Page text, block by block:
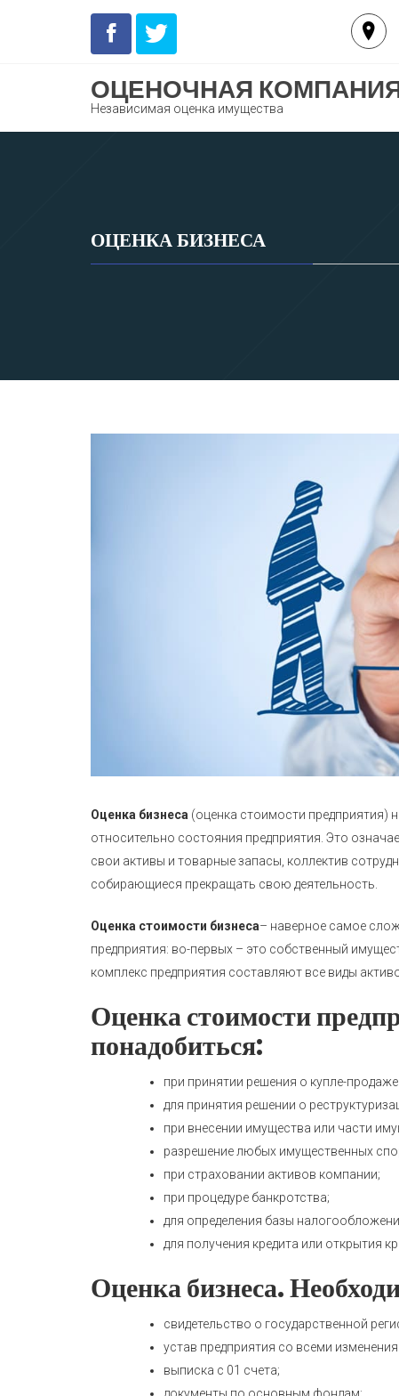
ОЦЕНОЧНАЯ
Независимая оценка имущества
ОЦЕНКА БИЗНЕСА
Оценка бизнеса (оценка стоимости предприятия)
относительно состояния предприятия. Это
свои активы и товарные запасы, коллектив
собирающиеся прекращать свою деятельность.
Оценка стоимости бизнеса– наверное самое
предприятия: во-первых – это собственный
комплекс предприятия составляют все виды
Оценка стоимости
понадобиться:
при принятии решения о купле-
для принятия решении о
при внесении имущества или части
разрешение любых имущественных
при страховании активов компании;
при процедуре банкротства;
для определения базы
для получения кредита или открытия
Оценка бизнеса.
свидетельство о государственной
устав предприятия со всеми
выписка с 01 счета;